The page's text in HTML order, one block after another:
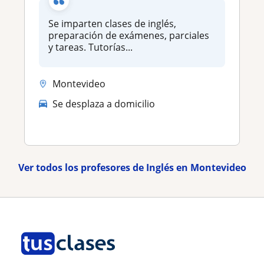
Se imparten clases de inglés,
preparación de exámenes, parciales
y tareas. Tutorías...
Montevideo
Se desplaza a domicilio
Ver todos los profesores de Inglés en Montevideo